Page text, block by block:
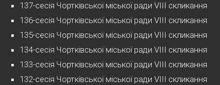
137-сесія Чортківської міської ради VIII скликання
136-сесія Чортківської міської ради VIII скликання
135-сесія Чортківської міської ради VIII скликання
134-сесія Чортківської міської ради VIII скликання
133-сесія Чортківської міської ради VIII скликання
132-сесія Чортківської міської ради VIII скликання